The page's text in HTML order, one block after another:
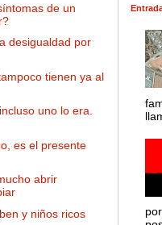
de un
desigualdad por
tienen ya al
uno lo era.
es el presente
abrir
y niños ricos